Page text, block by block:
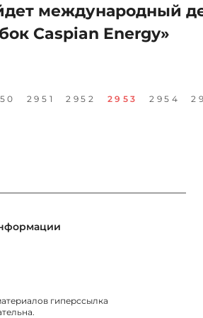
международный
Caspian Energy»
2951 2952 2953 2954
гиперссылка